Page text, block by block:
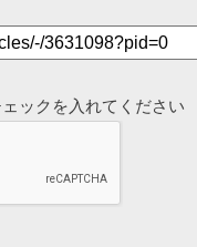
ックを入れてください